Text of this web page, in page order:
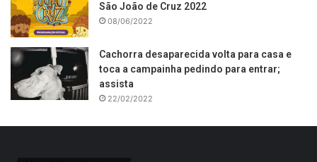
São João de Cruz 2022
08/06/2022
Cachorra desaparecida volta para casa e
toca a campainha pedindo para entrar;
assista
22/02/2022